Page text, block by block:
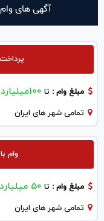
آگهی های
مبلغ وام : تا 100میلیارد
تمامی شهر های ایران
وام بانکی
مبلغ وام : تا 50 میلیارد
تمامی شهر های ایران